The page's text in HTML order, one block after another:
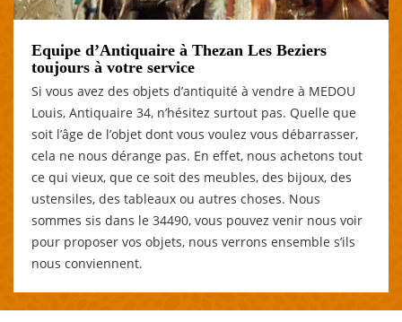
Equipe d’Antiquaire à Thezan Les Beziers
toujours à votre service
Si vous avez des objets d’antiquité à vendre à MEDOU
Louis, Antiquaire 34, n’hésitez surtout pas. Quelle que
soit l’âge de l’objet dont vous voulez vous débarrasser,
cela ne nous dérange pas. En effet, nous achetons tout
ce qui vieux, que ce soit des meubles, des bijoux, des
ustensiles, des tableaux ou autres choses. Nous
sommes sis dans le 34490, vous pouvez venir nous voir
pour proposer vos objets, nous verrons ensemble s’ils
nous conviennent.